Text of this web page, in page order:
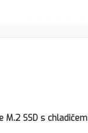
M.2 SSD s chladičem